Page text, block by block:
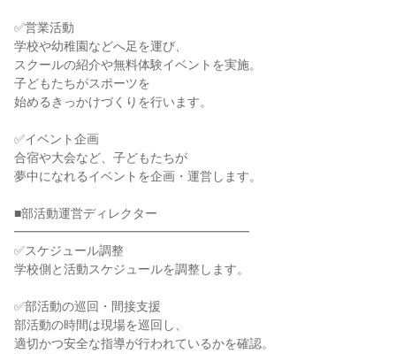
✅営業活動
学校や幼稚園などへ足を運び、
スクールの紹介や無料体験イベントを実施。
子どもたちがスポーツを
始めるきっかけづくりを行います。
✅イベント企画
合宿や大会など、子どもたちが
夢中になれるイベントを企画・運営します。
■部活動運営ディレクター
━━━━━━━━━━━━━━━━━━━
✅スケジュール調整
学校側と活動スケジュールを調整します。
✅部活動の巡回・間接支援
部活動の時間は現場を巡回し、
適切かつ安全な指導が行われているかを確認。